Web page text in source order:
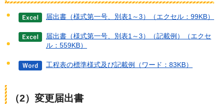
届出書（様式第一号、別表1～3）（エクセル：99KB）
届出書（様式第一号、別表1～3）（記載例）（エクセ
ル：559KB）
工程表の標準様式及び記載例（ワード：83KB）
（2）変更届出書